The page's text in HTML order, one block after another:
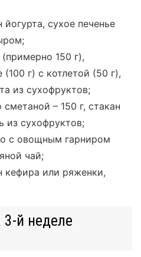
йогурта, сухое печенье
150 г),
г) с котлетой (50 г),
из сухофруктов;
– 150 г, стакан
из сухофруктов;
с овощным гарниром
чай;
кефира или ряженки,
й неделе